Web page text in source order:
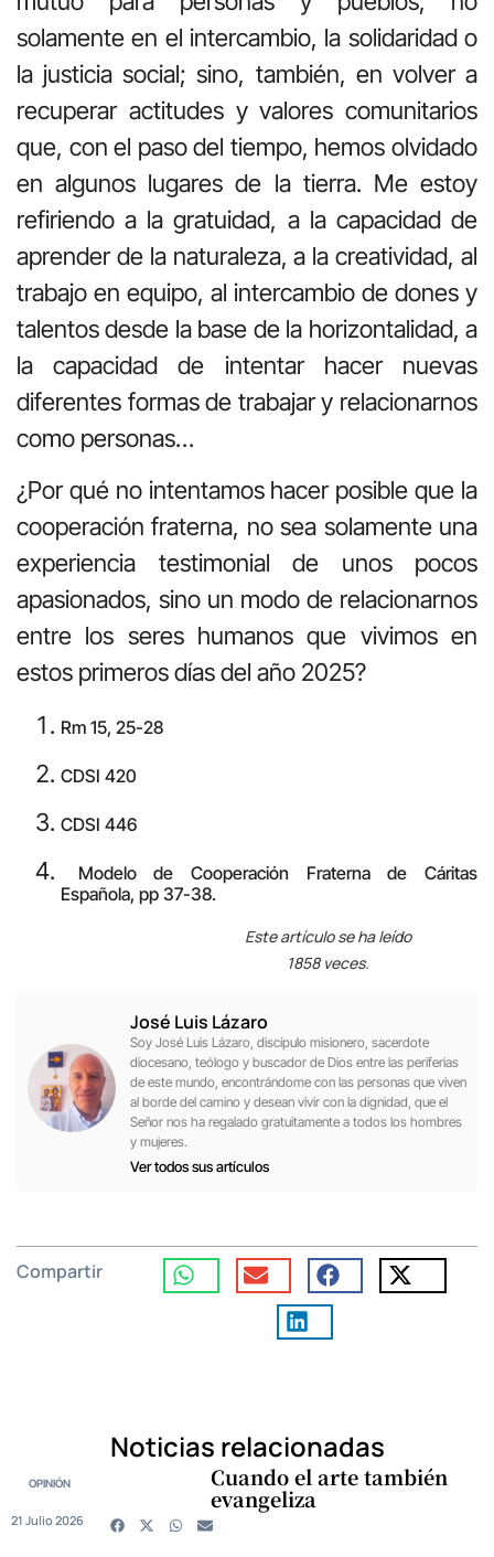
solamente en el intercambio, la solidaridad o
la justicia social; sino, también, en volver a
recuperar actitudes y valores comunitarios
que, con el paso del tiempo, hemos olvidado
en algunos lugares de la tierra. Me estoy
refiriendo a la gratuidad, a la capacidad de
aprender de la naturaleza, a la creatividad, al
trabajo en equipo, al intercambio de dones y
talentos desde la base de la horizontalidad, a
la capacidad de intentar hacer nuevas
diferentes formas de trabajar y relacionarnos
como personas…
¿Por qué no intentamos hacer posible que la
cooperación fraterna, no sea solamente una
experiencia testimonial de unos pocos
apasionados, sino un modo de relacionarnos
entre los seres humanos que vivimos en
estos primeros días del año 2025?
Rm 15, 25-28
CDSI 420
CDSI 446
Modelo de Cooperación Fraterna de Cáritas
Española, pp 37-38.
Este artículo se ha leído
1858 veces.
José Luis Lázaro
Soy José Luis Lázaro, discípulo misionero, sacerdote
diocesano, teólogo y buscador de Dios entre las periferias
de este mundo, encontrándome con las personas que viven
al borde del camino y desean vivir con la dignidad, que el
Señor nos ha regalado gratuitamente a todos los hombres
y mujeres.
Ver todos sus artículos
Compartir
Noticias relacionadas
OPINIÓN Cuando el arte también
evangeliza
21 Julio 2026